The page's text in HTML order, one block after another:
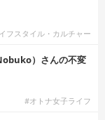
フスタイル・カルチャー
）さんの不変
#オトナ女子ライフ